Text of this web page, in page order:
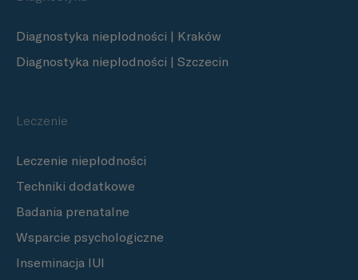
Diagnostyka niepłodności | Kraków
Diagnostyka niepłodności | Szczecin
Leczenie
Leczenie niepłodności
Techniki dodatkowe
Badania prenatalne
Wsparcie psychologiczne
Inseminacja IUI